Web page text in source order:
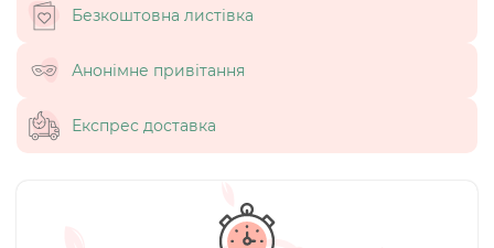
Безкоштовна листівка
Анонімне привітання
Експрес доставка